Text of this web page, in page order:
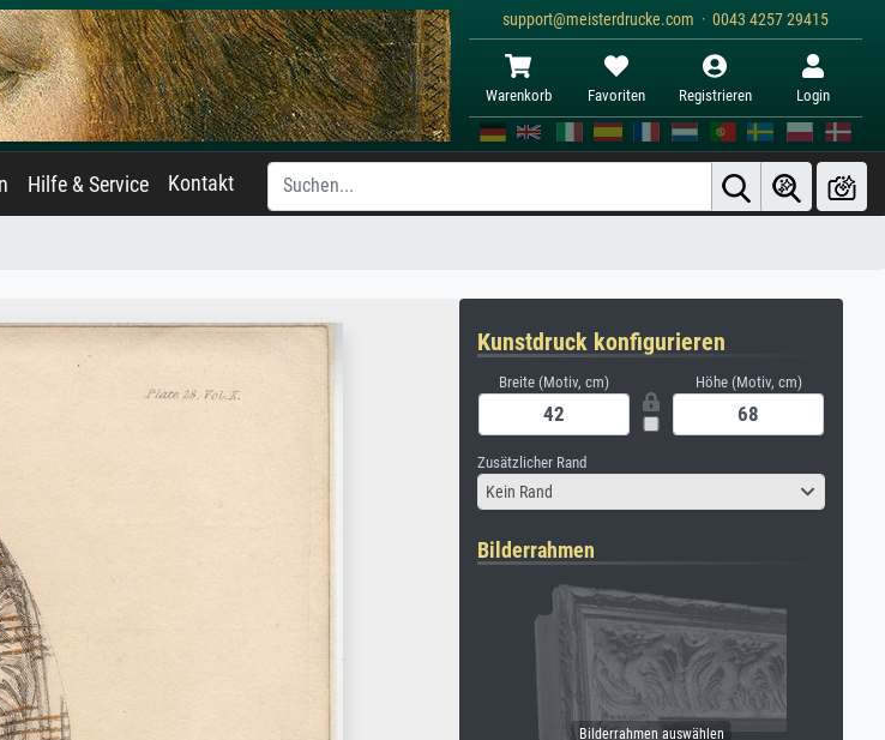
support@meisterdrucke.com · 0043 4257 29415
Warenkorb Favoriten Registrieren Login
Hilfe & Service Kontakt
Kunstdruck konfigurieren
Breite (Motiv, cm) Höhe (Motiv, cm)
Zusätzlicher Rand
Kein Rand
Bilderrahmen